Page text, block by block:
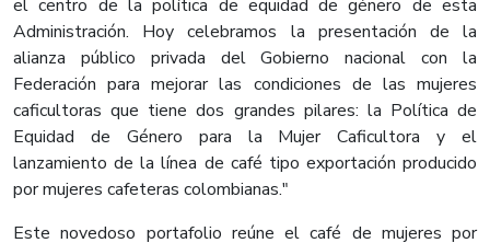
el centro de la política de equidad de género de esta
Administración. Hoy celebramos la presentación de la
alianza público privada del Gobierno nacional con la
Federación para mejorar las condiciones de las mujeres
caficultoras que tiene dos grandes pilares: la Política de
Equidad de Género para la Mujer Caficultora y el
lanzamiento de la línea de café tipo exportación producido
por mujeres cafeteras colombianas."
Este novedoso portafolio reúne el café de mujeres por